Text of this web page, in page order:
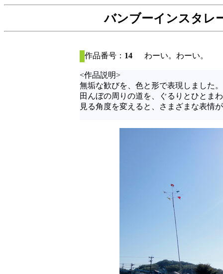
バンブーインスタ
作品番号： 14 わーい。わーい。
<作品説明>
無垢な歓びを、色と形で表現しました。
田んぼの周りの道を、ぐるりとひとま
見る角度を変えると、さまざまな表情